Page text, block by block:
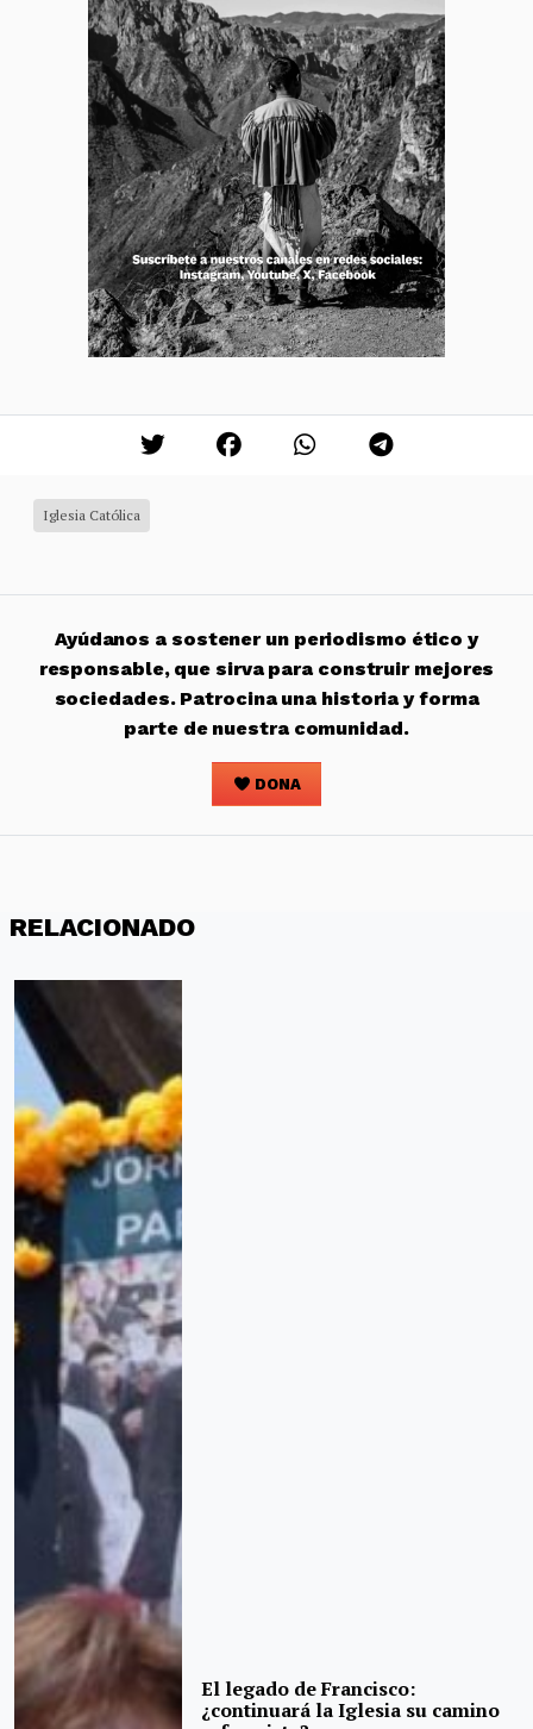
Iglesia Católica
Ayúdanos a sostener un periodismo ético y
responsable, que sirva para construir mejores
sociedades. Patrocina una historia y forma
parte de nuestra comunidad.
DONA
RELACIONADO
El legado de Francisco:
¿continuará la Iglesia su camino